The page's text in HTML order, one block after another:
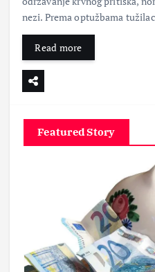
nezi. Prema optužbama
Read more
Featured Story